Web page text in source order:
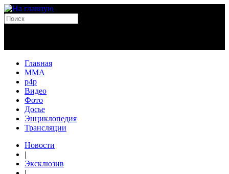
Главная
MMA
p4p
Видео
Фото
Досье
Энциклопедия
Трансляции
Новости
|
Эксклюзив